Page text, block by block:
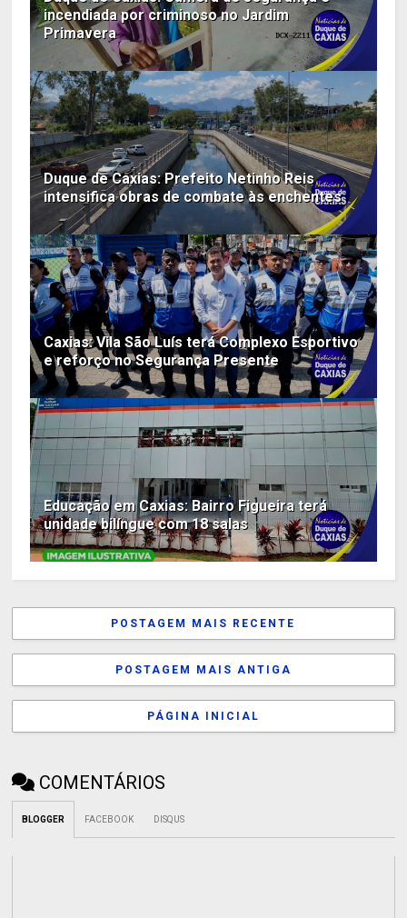
incendiada por criminoso no Jardim
Primavera
Duque de Caxias: Prefeito Netinho Reis
intensifica obras de combate às enchentes
Caxias: Vila São Luís terá Complexo Esportivo
e reforço no Segurança Presente
Educação em Caxias: Bairro Figueira terá
unidade bilíngue com 18 salas
POSTAGEM MAIS RECENTE
POSTAGEM MAIS ANTIGA
PÁGINA INICIAL
COMENTÁRIOS
BLOGGER FACEBOOK DISQUS